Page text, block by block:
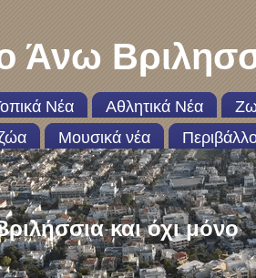
Άνω
Νέα Αθλητικά Νέα
Μουσικά νέα
και όχι μόνο